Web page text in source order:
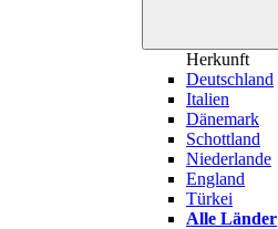
Herkunft
Deutschland
Italien
Dänemark
Schottland
Niederlande
England
Türkei
Alle Länder